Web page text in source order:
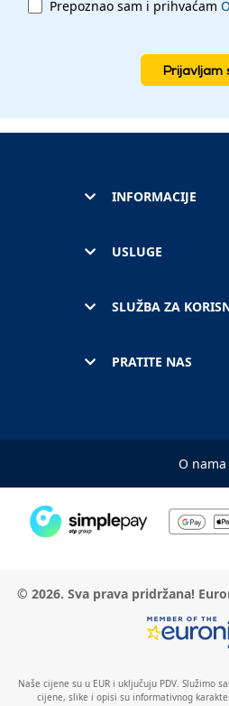
Prepoznao sam i prihvaćam
Prijavljam
INFORMACIJE
USLUGE
SLUŽBA ZA
PRATITE NAS
O nama
© 2026. Sva prava pridržana!
Naše cijene su u EUR i uključuju PDV. Služimo
cijene, slike i opisi su informativnog